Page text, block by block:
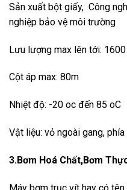
Sản xuất bột giấy, Công
nghiệp bảo vệ môi trường
Lưu lượng max lên tới:
Cột áp max: 80m
Nhiệt độ: -20 oc đến 85 oC
Vật liệu: vỏ ngoài gang,
3.Bơm Hoá Chất,Bơm
Máy bơm trục vít hay có